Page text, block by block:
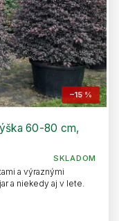
–15 %
60-80 cm,
SKLADOM
a výraznými
a niekedy aj v lete.